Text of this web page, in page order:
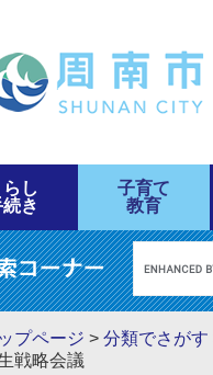
らし
き
子育て
教育
プページ > 分類でさがす
戦略会議